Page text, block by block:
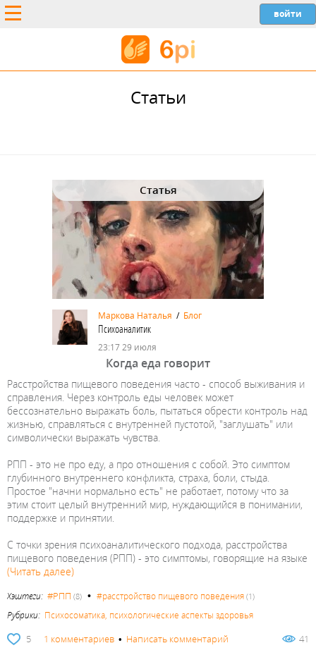
Статьи
Статья
Маркова Наталья / Блог
Психоаналитик
23:17 29 июля
Когда еда говорит⁣⁣
Расстройства пищевого поведения часто - способ выживания и
справления. Через контроль еды человек может
бессознательно выражать боль, пытаться обрести контроль над
жизнью, справляться с внутренней пустотой, "заглушать" или
символически выражать чувства.⁣⁣⠀
РПП - это не про еду, а про отношения с собой. Это симптом
глубинного внутреннего конфликта, страха, боли, стыда.
Простое "начни нормально есть" не работает, потому что за
этим стоит целый внутренний мир, нуждающийся в понимании,
поддержке и принятии.⁣⁣⠀
С точки зрения психоаналитического подхода, расстройства
пищевого поведения (РПП) - это симптомы, говорящие на языке
(Читать далее)
Хэштеги: #РПП (8) • #расстройство пищевого поведения (1)
Рубрики: Психосоматика, психологические аспекты здоровья
5 1 комментариев • Написать комментарий 41